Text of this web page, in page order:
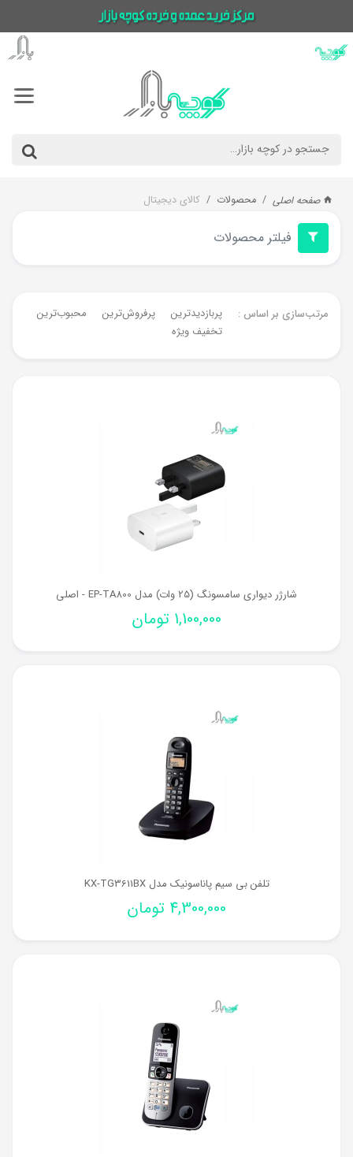
صفحه اصلی محصولات کالای دیجیتال
فیلتر محصولات
مرتب‌سازی بر اساس : پربازدیدترین پرفروش‌ترین‌ محبوب‌ترین
تخفیف ویژه
شارژر دیواری سامسونگ (25 وات) مدل EP-TA800 - اصلی
1,100,000 تومان
تلفن بی سیم پاناسونیک مدل KX-TG3611BX
4,300,000 تومان